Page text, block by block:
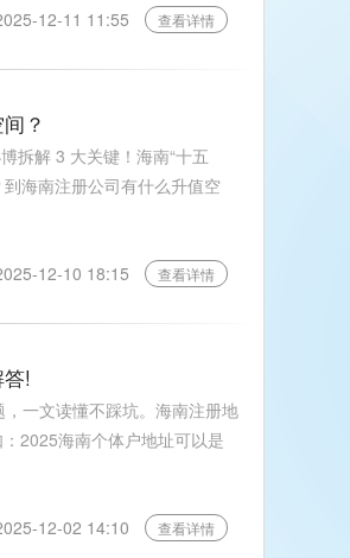
12-11 11:55 查看详情
？
拆解 3 大关键！海南“十五
海南注册公司有什么升值空
12-10 18:15 查看详情
!
一文读懂不踩坑。海南注册地
2025海南个体户地址可以是
12-02 14:10 查看详情